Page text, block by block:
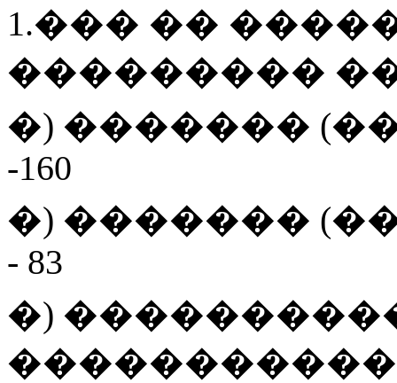
1.��� ��
���������
�) �������
-160
�) �������
- 83
�)
�����������